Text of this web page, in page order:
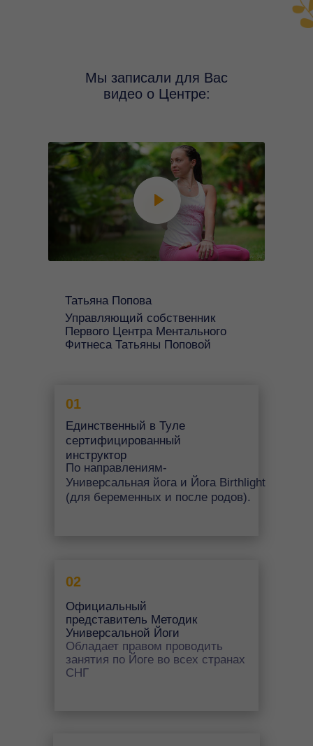
Татьяна Попова
Управляющий собственник
Первого Центра Ментального
Фитнеса Татьяны Поповой
Единственный в Туле
сертифицированный
инструктор
По направлениям-
Универсальная йога и Йога Birthlight
(для беременных и после родов).
01
Официальный
представитель Методик
Универсальной Йоги
Обладает правом проводить
занятия по Йоге во всех странах
СНГ
02
Мы записали для Вас
видео о Центре: